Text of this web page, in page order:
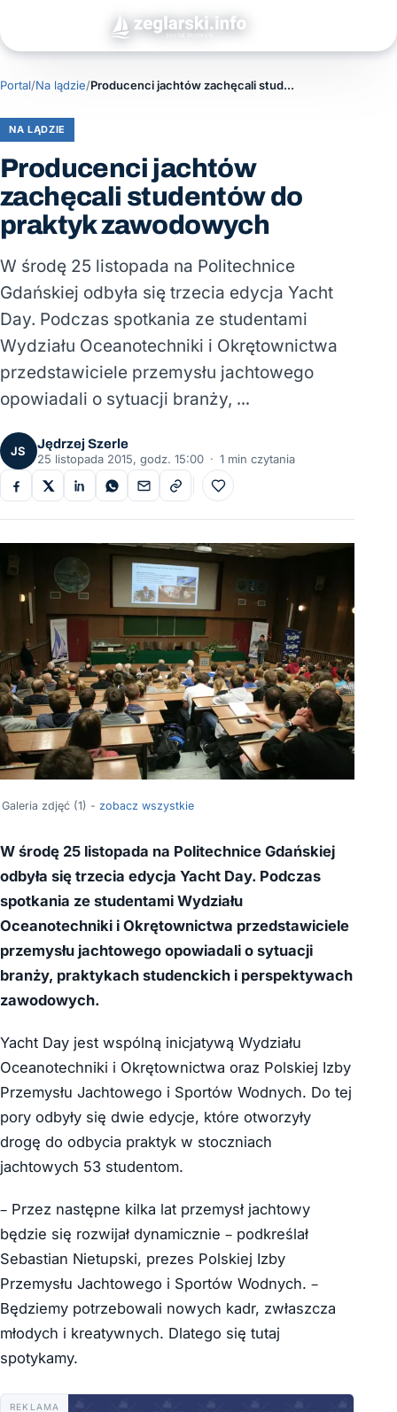
Portal/Na lądzie/ Producenci jachtów zachęcali studentów do praktyk zawodowych
NA LĄDZIE
Producenci jachtów
zachęcali studentów do
praktyk zawodowych
W środę 25 listopada na Politechnice
Gdańskiej odbyła się trzecia edycja Yacht
Day. Podczas spotkania ze studentami
Wydziału Oceanotechniki i Okrętownictwa
przedstawiciele przemysłu jachtowego
opowiadali o sytuacji branży, …
JS
Jędrzej Szerle
25 listopada 2015, godz. 15:00 · 1 min czytania
Do ulubionych
Galeria zdjęć (1) - zobacz wszystkie
W środę 25 listopada na Politechnice Gdańskiej
odbyła się trzecia edycja Yacht Day. Podczas
spotkania ze studentami Wydziału
Oceanotechniki i Okrętownictwa przedstawiciele
przemysłu jachtowego opowiadali o sytuacji
branży, praktykach studenckich i perspektywach
zawodowych.
Yacht Day jest wspólną inicjatywą Wydziału
Oceanotechniki i Okrętownictwa oraz Polskiej Izby
Przemysłu Jachtowego i Sportów Wodnych. Do tej
pory odbyły się dwie edycje, które otworzyły
drogę do odbycia praktyk w stoczniach
jachtowych 53 studentom.
– Przez następne kilka lat przemysł jachtowy
będzie się rozwijał dynamicznie – podkreślał
Sebastian Nietupski, prezes Polskiej Izby
Przemysłu Jachtowego i Sportów Wodnych. –
Będziemy potrzebowali nowych kadr, zwłaszcza
młodych i kreatywnych. Dlatego się tutaj
spotykamy.
REKLAMA